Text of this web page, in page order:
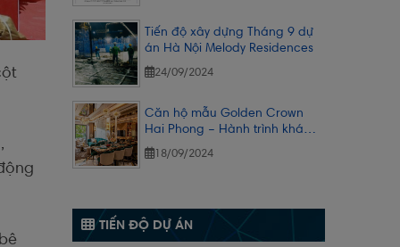
Tiến độ xây dựng Tháng 9 dự
án Hà Nội Melody Residences
24/09/2024
Căn hộ mẫu Golden Crown
Hai Phong – Hành trình khám
phá đầy cảm xúc
18/09/2024
TIẾN ĐỘ DỰ ÁN